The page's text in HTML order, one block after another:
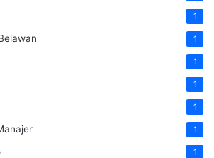
1
1
1
1
1
1
1